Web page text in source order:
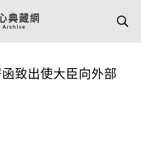
致出使大臣向外部